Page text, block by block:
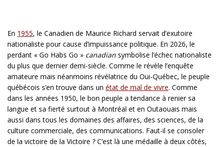
En 1955, le Canadien de Maurice Richard servait d’exutoire
nationaliste pour cause d’impuissance politique. En 2026, le
perdant « Go Habs Go » canadian symbolise l’échec nationaliste
du plus que dernier demi-siècle. Comme le révèle l’enquête
amateure mais néanmoins révélatrice du Oui-Québec, le peuple
québécois s’en trouve dans un état de mal de vivre. Comme
dans les années 1950, le bon peuple a tendance à renier sa
langue et sa fierté surtout à Montréal et en Outaouais mais
aussi dans tous les domaines des affaires, des sciences, de la
culture commerciale, des communications. Faut-il se consoler
de la victoire de la Victoire ? C’est là une médaille à deux côtés,